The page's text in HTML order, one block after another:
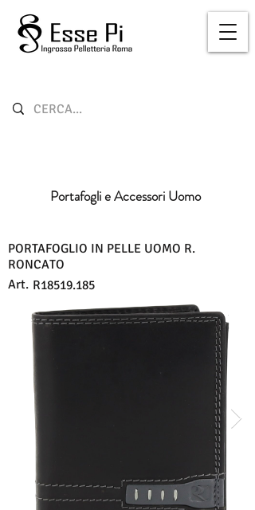
Portafogli e Accessori Uomo
PORTAFOGLIO IN PELLE UOMO R.
RONCATO
Art. R18519.185